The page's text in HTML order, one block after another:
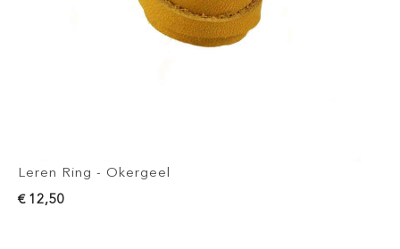
Leren Ring - Okergeel
€ 12,50